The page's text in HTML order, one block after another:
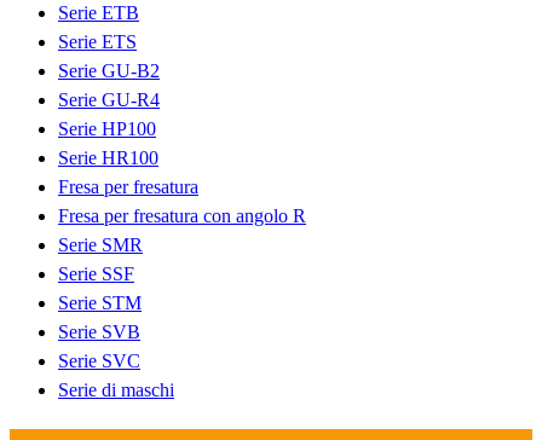
Serie ETB
Serie ETS
Serie GU-B2
Serie GU-R4
Serie HP100
Serie HR100
Fresa per fresatura
Fresa per fresatura con angolo R
Serie SMR
Serie SSF
Serie STM
Serie SVB
Serie SVC
Serie di maschi